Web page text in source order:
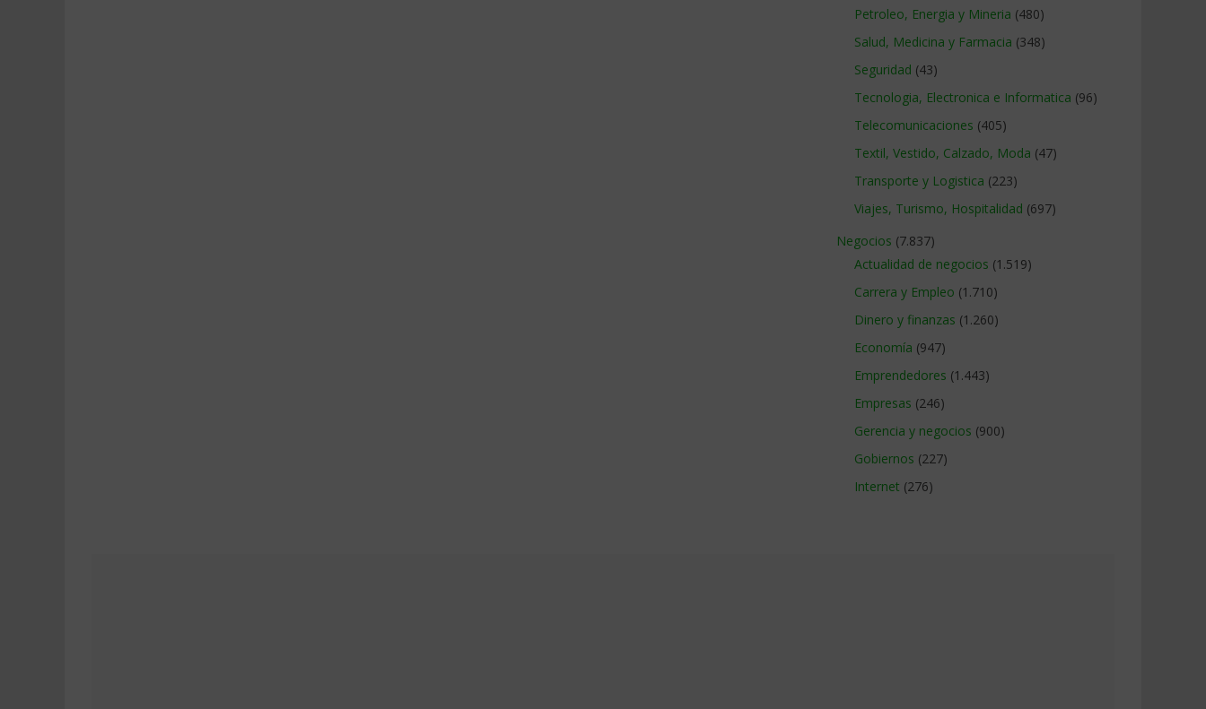
Petroleo, Energia y Mineria (480)
Salud, Medicina y Farmacia (348)
Seguridad (43)
Tecnologia, Electronica e Informatica (96)
Telecomunicaciones (405)
Textil, Vestido, Calzado, Moda (47)
Transporte y Logistica (223)
Viajes, Turismo, Hospitalidad (697)
Negocios (7.837)
Actualidad de negocios (1.519)
Carrera y Empleo (1.710)
Dinero y finanzas (1.260)
Economía (947)
Emprendedores (1.443)
Empresas (246)
Gerencia y negocios (900)
Gobiernos (227)
Internet (276)